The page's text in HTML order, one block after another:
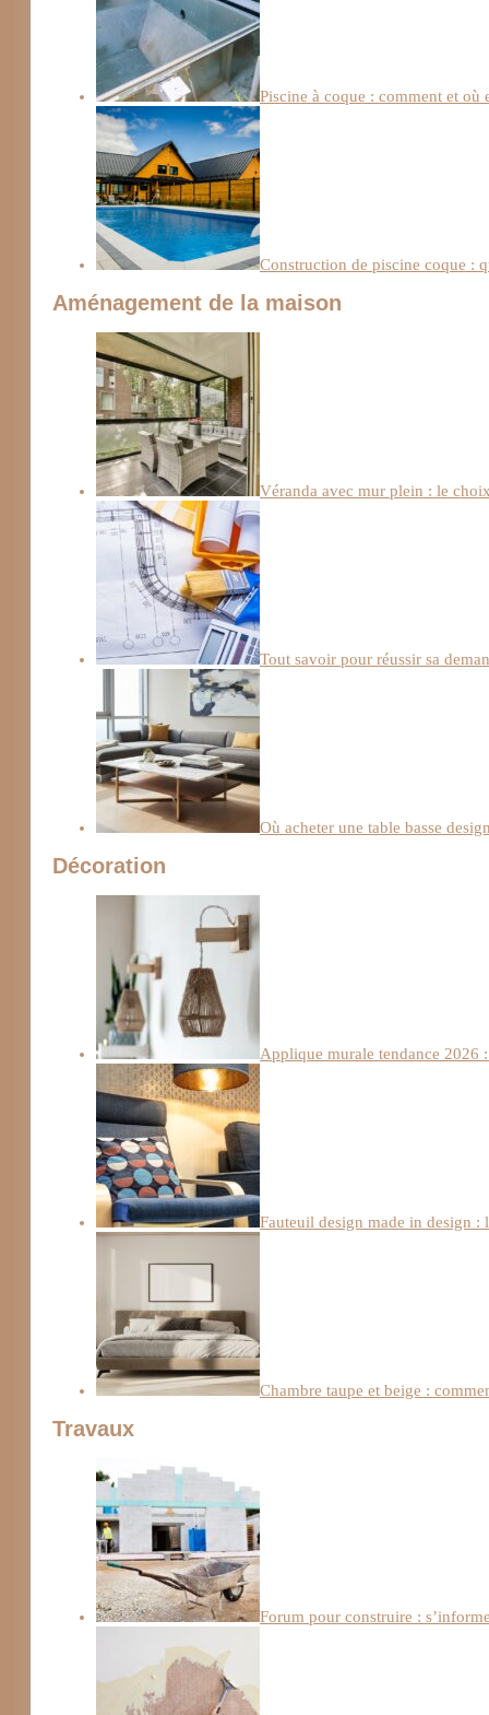
Piscine à coque : comment et
Construction de piscine coque :
Aménagement de la maison
Véranda avec mur plein : le
Tout savoir pour réussir sa
Où acheter une table basse
Décoration
Applique murale tendance 2026
Fauteuil design made in design
Chambre taupe et beige :
Travaux
Forum pour construire :